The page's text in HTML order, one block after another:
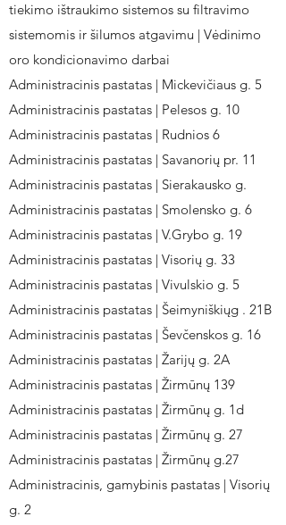
tiekimo ištraukimo sistemos su filtravimo
sistemomis ir šilumos atgavimu | Vėdinimo
oro kondicionavimo darbai
Administracinis pastatas | Mickevičiaus g. 5
Administracinis pastatas | Pelesos g. 10
Administracinis pastatas | Rudnios 6
Administracinis pastatas | Savanorių pr. 11
Administracinis pastatas | Sierakausko g.
Administracinis pastatas | Smolensko g. 6
Administracinis pastatas | V.Grybo g. 19
Administracinis pastatas | Visorių g. 33
Administracinis pastatas | Vivulskio g. 5
Administracinis pastatas | Šeimyniškiųg . 21B
Administracinis pastatas | Ševčenskos g. 16
Administracinis pastatas | Žarijų g. 2A
Administracinis pastatas | Žirmūnų 139
Administracinis pastatas | Žirmūnų g. 1d
Administracinis pastatas | Žirmūnų g. 27
Administracinis pastatas | Žirmūnų g.27
Administracinis, gamybinis pastatas | Visorių
g. 2